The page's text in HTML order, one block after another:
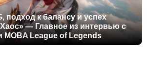
подход к балансу и успех
— Главное из интервью с
MOBA League of Legends